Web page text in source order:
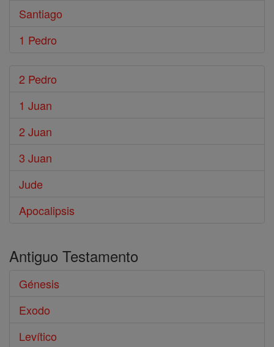
Santiago
1 Pedro
2 Pedro
1 Juan
2 Juan
3 Juan
Jude
Apocalipsis
Antiguo Testamento
Génesis
Exodo
Levítico